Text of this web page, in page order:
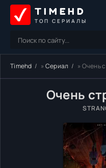
TIMEHD
ТОП СЕРИАЛЫ
Timehd »Сериал » Очень
Очень